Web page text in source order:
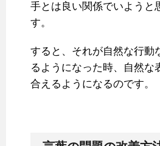
手とは良い関係でいようと
す。
すると、それが自然な行動
るようになった時、自然な
合えるようになるのです。